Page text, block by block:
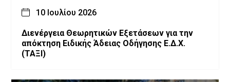
10 Ιουλίου 2026
Διενέργεια Θεωρητικών Εξετάσεων για την
απόκτηση Ειδικής Άδειας Οδήγησης Ε.Δ.Χ.
(ΤΑΞΙ)